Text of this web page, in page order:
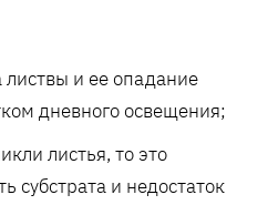
листвы и ее опадание
дневного освещения;
листья, то это
субстрата и недостаток